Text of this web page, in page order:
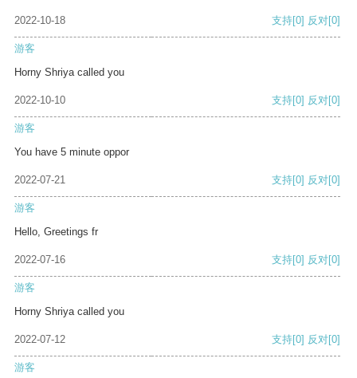
2022-10-18 支持[0] 反对[0]
游客
Horny Shriya called you
2022-10-10 支持[0] 反对[0]
游客
You have 5 minute oppor
2022-07-21 支持[0] 反对[0]
游客
Hello, Greetings fr
2022-07-16 支持[0] 反对[0]
游客
Horny Shriya called you
2022-07-12 支持[0] 反对[0]
游客